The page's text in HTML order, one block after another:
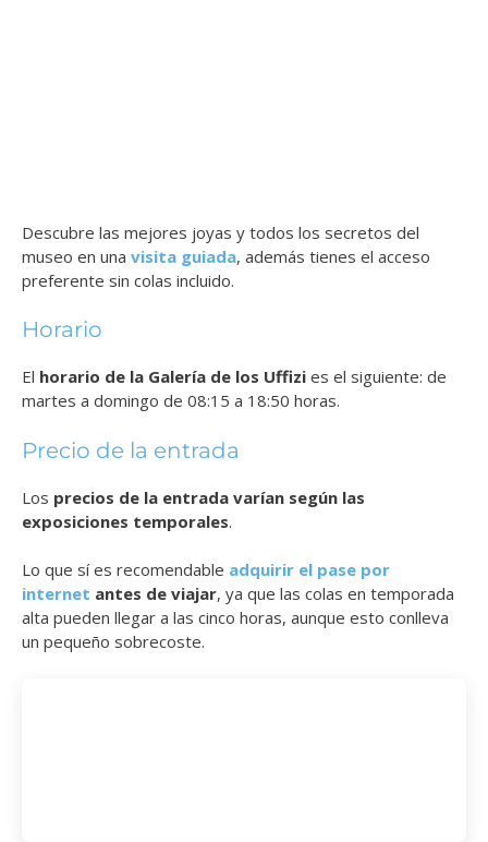
Descubre las mejores joyas y todos los secretos del
museo en una visita guiada, además tienes el acceso
preferente sin colas incluido.
Horario
El horario de la Galería de los Uffizi es el siguiente: de
martes a domingo de 08:15 a 18:50 horas.
Precio de la entrada
Los precios de la entrada varían según las
exposiciones temporales.
Lo que sí es recomendable adquirir el pase por
internet antes de viajar, ya que las colas en temporada
alta pueden llegar a las cinco horas, aunque esto conlleva
un pequeño sobrecoste.